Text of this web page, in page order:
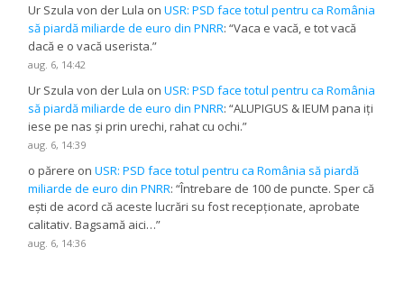
Ur Szula von der Lula onUSR: PSD face totul pentru ca România
să piardă miliarde de euro din PNRR: “Vaca e vacă, e tot vacă
dacă e o vacă userista.”
aug. 6, 14:42
Ur Szula von der Lula onUSR: PSD face totul pentru ca România
să piardă miliarde de euro din PNRR: “ALUPIGUS & IEUM pana iți
iese pe nas și prin urechi, rahat cu ochi.”
aug. 6, 14:39
o părere onUSR: PSD face totul pentru ca România să piardă
miliarde de euro din PNRR: “Întrebare de 100 de puncte. Sper că
ești de acord că aceste lucrări su fost recepționate, aprobate
calitativ. Bagsamă aici…”
aug. 6, 14:36